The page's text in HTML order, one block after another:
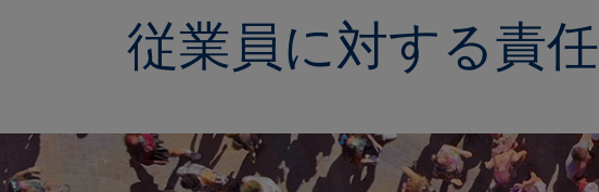
従業員に対する責任